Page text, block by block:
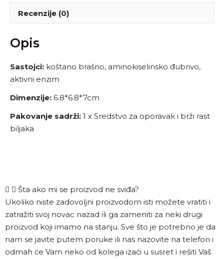
Recenzije (0)
Opis
Sastojci: koštano brašno, aminokiselinsko đubrivo,
aktivni enzim
Dimenzije: 6.8*6.8*7cm
Pakovanje sadrži: 1 x Sredstvo za oporavak i brži rast
biljaka
Šta ako mi se proizvod ne sviđa?
Ukoliko niste zadovoljni proizvodom isti možete vratiti i
zatražiti svoj novac nazad ili ga zameniti za neki drugi
proizvod koji imamo na stanju. Sve što je potrebno je da
nam se javite putem poruke ili nas nazovite na telefon i
odmah će Vam neko od kolega izaći u susret i rešiti Vaš